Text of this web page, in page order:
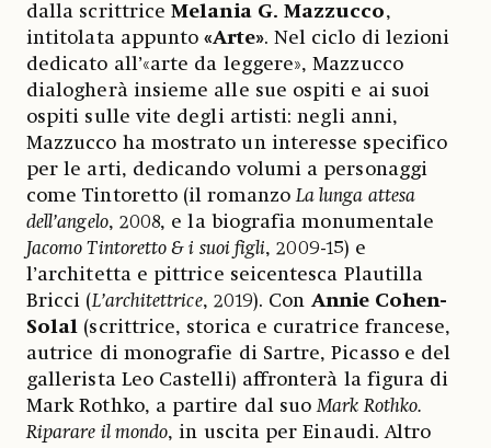
dalla scrittriceMelania G. Mazzucco,
intitolata appunto«Arte». Nel ciclo di lezioni
dedicato all’«arte da leggere», Mazzucco
dialogherà insieme alle sue ospiti e ai suoi
ospiti sulle vite degli artisti: negli anni,
Mazzucco ha mostrato un interesse specifico
per le arti, dedicando volumi a personaggi
come Tintoretto (il romanzoLa lunga attesa
dell’angelo, 2008, e la biografia monumentale
Jacomo Tintoretto & i suoi figli, 2009-15) e
l’architetta e pittrice seicentesca Plautilla
Bricci (L’architettrice, 2019). Con Annie Cohen-
Solal (scrittrice, storica e curatrice francese,
autrice di monografie di Sartre, Picasso e del
gallerista Leo Castelli) affronterà la figura di
Mark Rothko, a partire dal suoMark Rothko.
Riparare il mondo, in uscita per Einaudi. Altro